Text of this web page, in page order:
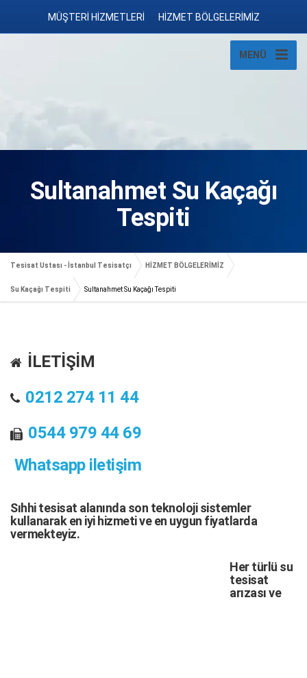
MÜŞTERİ HİZMETLERİ HİZMET BÖLGELERİMİZ
MENÜ
Sultanahmet Su Kaçağı
Tespiti
Tesisat Ustası - İstanbul Tesisatçı HİZMET BÖLGELERİMİZ
Su Kaçağı Tespiti Sultanahmet Su Kaçağı Tespiti
İLETİŞİM
0212 274 11 44
0544 979 44 69
Whatsapp iletişim
Sıhhi tesisat alanında son teknoloji sistemler
kullanarak en iyi hizmeti ve en uygun fiyatlarda
vermekteyiz.
Her türlü su
tesisat
arızasıve